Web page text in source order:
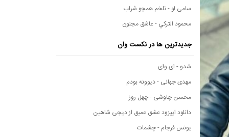
سامی لو - تلخم همچو شراب
محمود التركي - عاشق مجنون
جدیدترین ها در نکست وان
شدو - ای وای
مهدی جهانی - دیوونه بودم
محسن چاوشی - چهل روز
دانلود اپیزود عشق عمیق از دیجی شاهین
یونس فرجام - چشمات